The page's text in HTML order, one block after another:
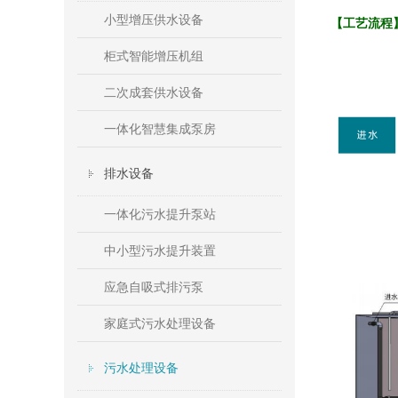
小型增压供水设备
柜式智能增压机组
二次成套供水设备
一体化智慧集成泵房
排水设备
一体化污水提升泵站
中小型污水提升装置
应急自吸式排污泵
家庭式污水处理设备
污水处理设备
【工艺流程